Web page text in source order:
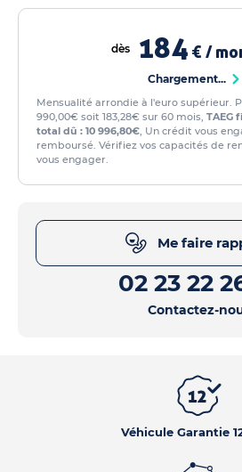
Véhicule Garantie
dès 184 € /
Chargement...
Mensualité arrondie à l'euro supérieur.
990,00€ soit 183,28€ sur 60 mois, TAEG
total dû : 10 996,80€, Un crédit vous
remboursé. Vérifiez vos capacités de
vous engager.
Me faire
02 23 22
Contactez-